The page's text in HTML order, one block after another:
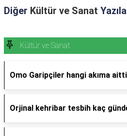
Diğer Kültür ve Sanat
Kültür ve Sanat
Omo Garipçiler hangi akıma
Orjinal kehribar tesbih kaç